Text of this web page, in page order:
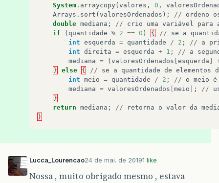
System . arraycopy( valores , 0 ,
Arrays . sort ( valoresOrdenados ); // ordeno
double mediana ; // crio uma variável para
if
( quantidade % 2 == 0 ) { // se a
int esquerda = quantidade / 2 ; // a
int direita = esquerda + 1 ; // a
mediana = ( valoresOrdenados esquerda
}
else { // se a quantidade de elementos
int meio = quantidade / 2 ; // o meio é
mediana = valoresOrdenados meio ; //
}
return mediana ; // retorna o valor da
}
Lucca_Lourencao24 de mai. de 20191 like
Nossa , muito obrigado mesmo , estava